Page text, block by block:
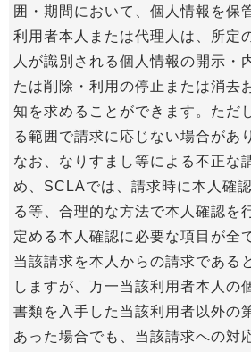
囲・期間において、個人情報を保
利用者本人または代理人は、所定
人が識別される個人情報の開示・
たは削除・利用の停止または消去
知を求めることができます。ただ
る範囲で請求に応じない場合があ
なお、なりすまし等による不正な
め、SCLAでは、請求時に本人確
る等、合理的な方法で本人確認を
定める本人確認に必要な項目が全
当該請求を本人からの請求である
しますが、万一当該利用者本人の
書類を入手した当該利用者以外の
あった場合でも、当該請求への対